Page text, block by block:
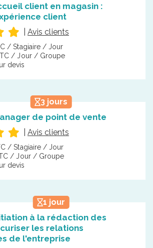
client en magasin :
client
Avis clients
/ Stagiaire / Jour
/ Jour / Groupe
devis
3 jours
de point de vente
Avis clients
/ Stagiaire / Jour
/ Jour / Groupe
devis
1 jour
à la rédaction des
les relations
de l'entreprise